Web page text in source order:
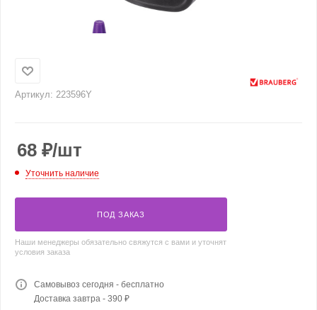
Артикул: 223596Y
68 ₽/шт
Уточнить наличие
ПОД ЗАКАЗ
Наши менеджеры обязательно свяжутся с вами и уточнят
условия заказа
Самовывоз сегодня - бесплатно
Доставка завтра - 390 ₽